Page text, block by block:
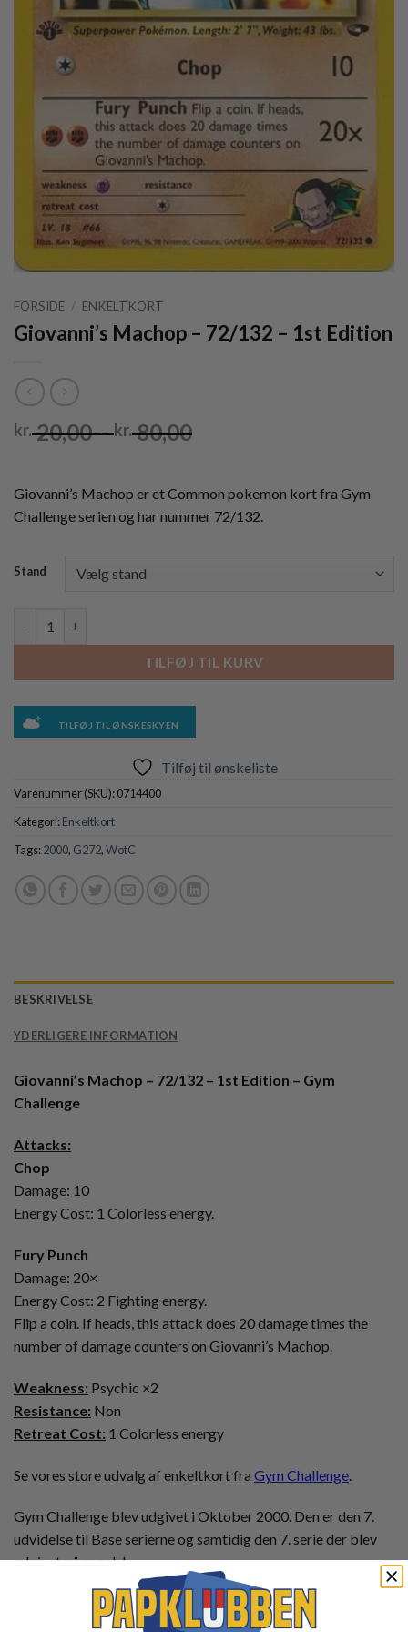
FORSIDE / ENKELTKORT
Giovanni’s Machop – 72/132 – 1st Edition
kr.20,00– kr.80,00Prisinterval:
kr. 80,00
Giovanni’s Machop er et Common pokemon kort fra Gym
Challenge serien og har nummer 72/132.
Stand
TILFØJ TIL KURV
TILFØJ TIL ØNSKESKYEN
Tilføj til ønskeliste
Varenummer (SKU):0714400
Kategori:Enkeltkort
Tags:2000, G272,WotC
BESKRIVELSE
YDERLIGERE INFORMATION
Giovanni’s Machop – 72/132 – 1st Edition – Gym
Challenge
Attacks:
Chop
Damage: 10
Energy Cost: 1 Colorless energy.
Fury Punch
Damage: 20×
Energy Cost: 2 Fighting energy.
Flip a coin. If heads, this attack does 20 damage times the
number of damage counters on Giovanni’s Machop.
Weakness: Psychic ×2
Resistance: Non
Retreat Cost: 1 Colorless energy
Se vores store udvalg af enkeltkort fra Gym Challenge
Gym Challenge blev udgivet i Oktober 2000. Den er den 7.
udvidelse til Base serierne og samtidig den 7. serie der blev
udgivet på engelsk.
Serien indeholder 132 forskellige pokemonkort, hvoraf de 20
første er Rare Holo, som alle også kan samles i 1st edition.